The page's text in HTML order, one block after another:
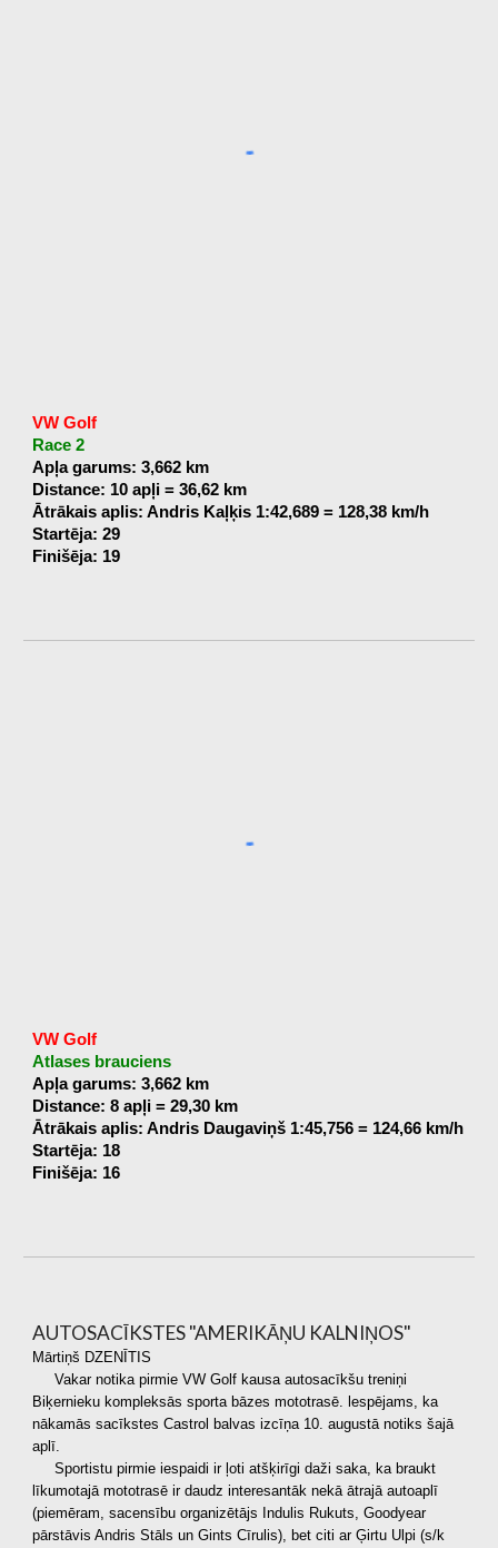
VW Golf
Race 2
Apļa garums: 3,662 km
Distance: 10 apļi = 36,62 km
Ātrākais aplis: Andris Kaļķis 1:42,689 = 128,38 km/h
Startēja: 29
Finišēja: 19
VW Golf
Atlases brauciens
Apļa garums: 3,662 km
Distance: 8 apļi = 29,30 km
Ātrākais aplis: Andris Daugaviņš 1:45,756 = 124,66 km/h
Startēja: 18
Finišēja: 16
AUTOSACĪKSTES "AMERIKĀŅU KALNIŅOS"
Mārtiņš DZENĪTIS
Vakar notika pirmie VW Golf kausa autosacīkšu treniņi
Biķernieku kompleksās sporta bāzes mototrasē. lespējams, ka
nākamās sacīkstes Castrol balvas izcīņa 10. augustā notiks šajā
aplī.
Sportistu pirmie iespaidi ir ļoti atšķirīgi daži saka, ka braukt
līkumotajā mototrasē ir daudz interesantāk nekā ātrajā autoaplī
(piemēram, sacensību organizētājs Indulis Rukuts, Goodyear
pārstāvis Andris Stāls un Gints Cīrulis), bet citi ar Ģirtu Ulpi (s/k